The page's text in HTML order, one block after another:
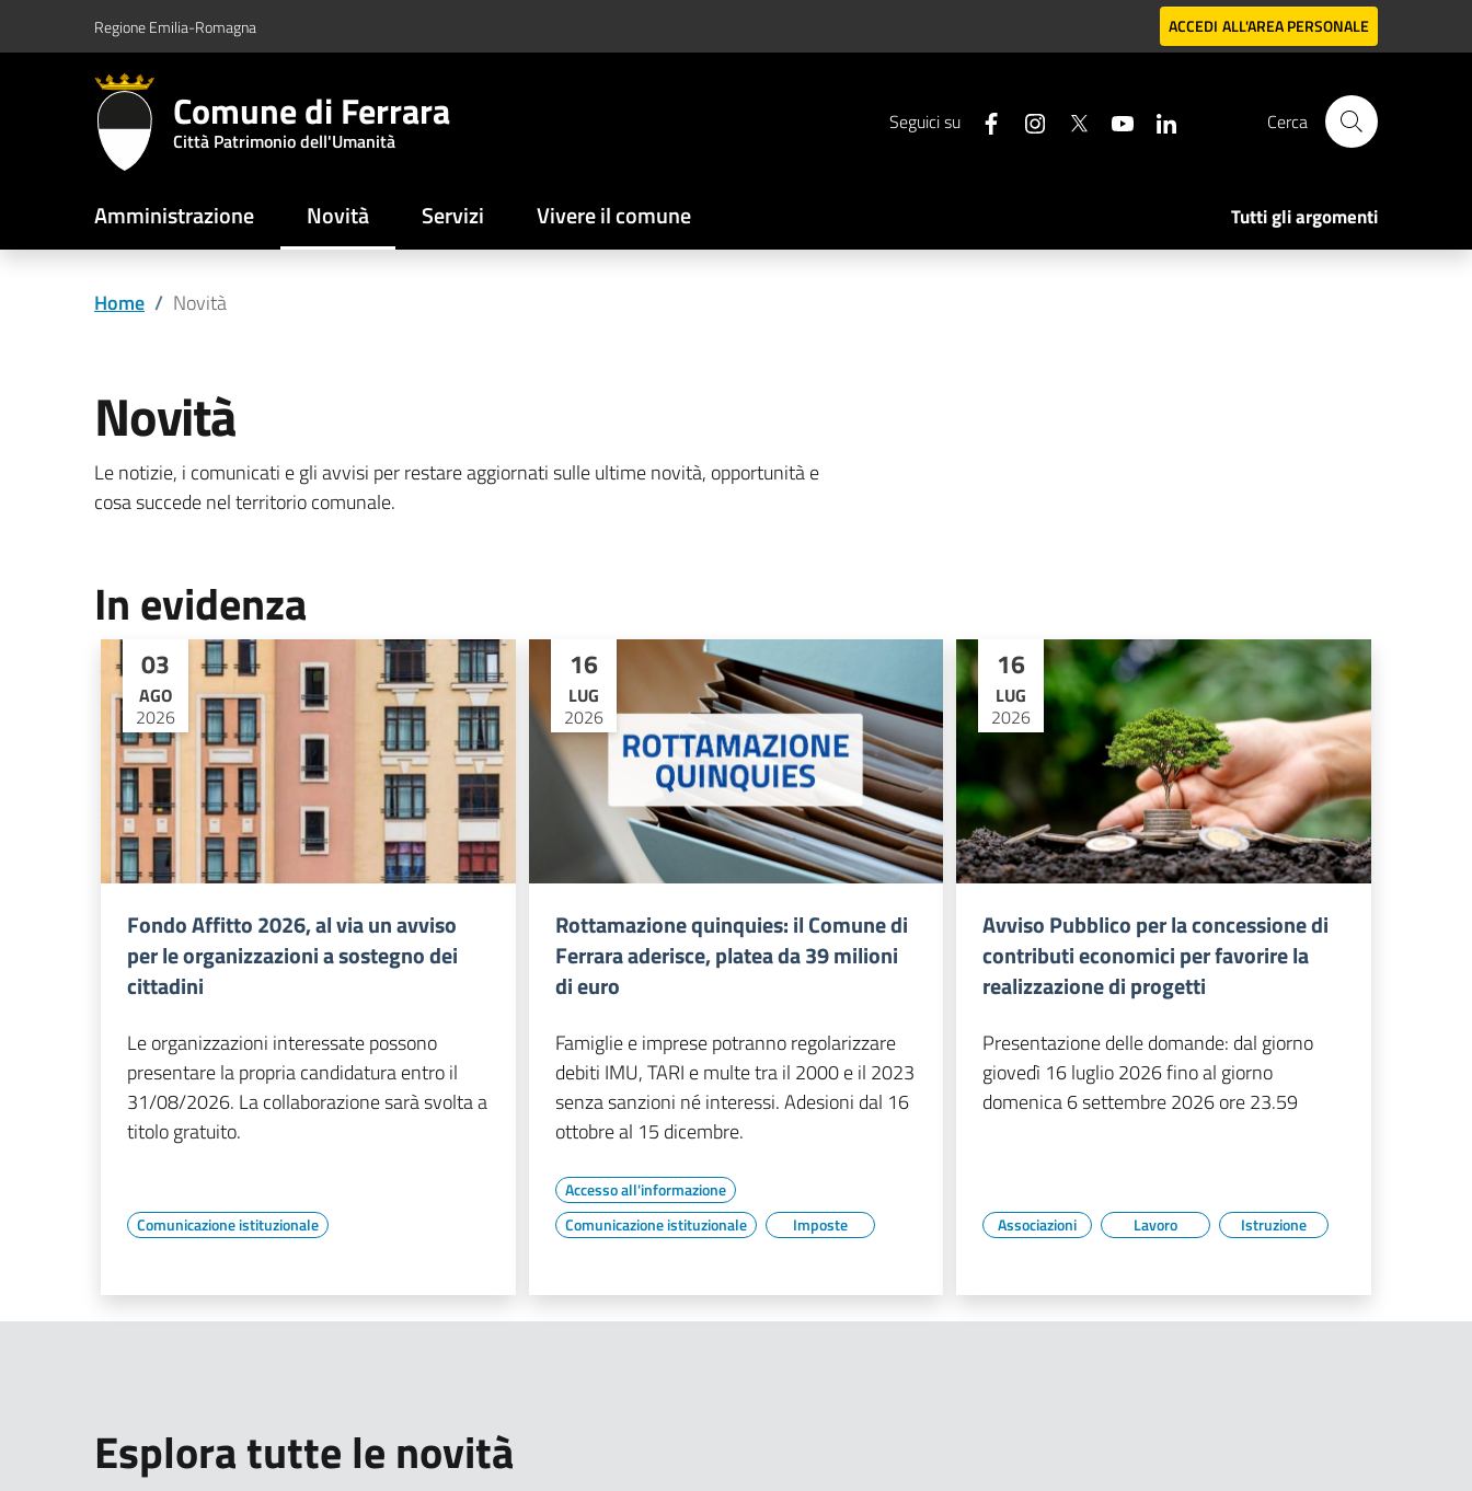
Vai al contenuto principale
Vai al footerRegione Emilia-Romagna ACCEDI ALL'AREA PERSONALE
Comune di Ferrara
Città Patrimonio dell'Umanità
Seguici su Cerca
Amministrazione Novità Servizi Vivere il comune Tutti gli argomenti
Home / Novità
Novità
Le notizie, i comunicati e gli avvisi per restare aggiornati sulle ultime novità, opportunità e
cosa succede nel territorio comunale.
In evidenza
03
AGO
2026
Fondo Affitto 2026, al via un avviso
per le organizzazioni a sostegno dei
cittadini
Le organizzazioni interessate possono
presentare la propria candidatura entro il
31/08/2026. La collaborazione sarà svolta a
titolo gratuito.
Comunicazione istituzionale
16
LUG
2026
Rottamazione quinquies: il Comune di
Ferrara aderisce, platea da 39 milioni
di euro
Famiglie e imprese potranno regolarizzare
debiti IMU, TARI e multe tra il 2000 e il 2023
senza sanzioni né interessi. Adesioni dal 16
ottobre al 15 dicembre.
Accesso all'informazione
Comunicazione istituzionale
Imposte
16
LUG
2026
Avviso Pubblico per la concessione di
contributi economici per favorire la
realizzazione di progetti
Presentazione delle domande: dal giorno
giovedì 16 luglio 2026 fino al giorno
domenica 6 settembre 2026 ore 23.59
Associazioni Lavoro Istruzione
Esplora tutte le novità